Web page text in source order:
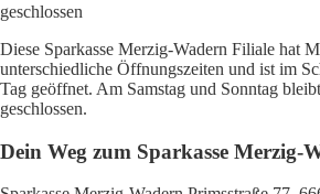
geschlossen
Diese Sparkasse Merzig-Wadern Filiale hat
unterschiedliche Öffnungszeiten und ist im
Tag geöffnet. Am Samstag und Sonntag
geschlossen.
Dein Weg zum Sparkasse Merzig-